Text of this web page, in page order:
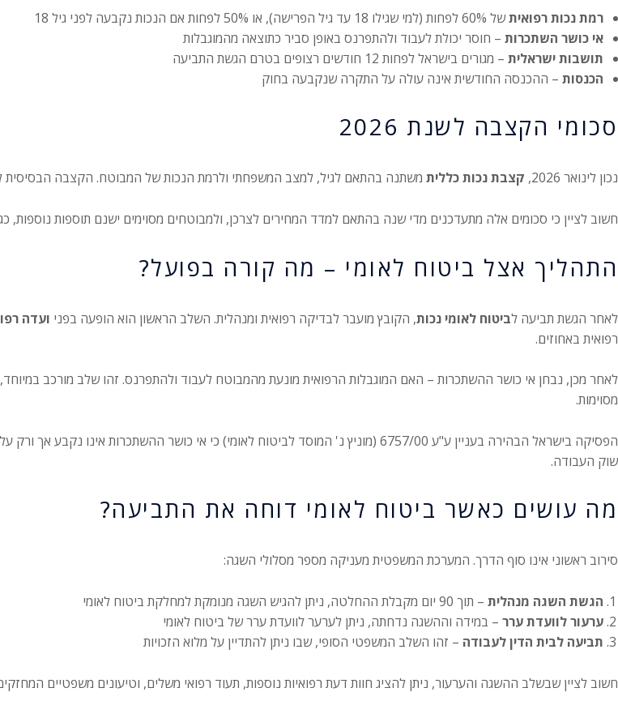
רמת נכות רפואיתשל 60% לפחות (למי שגילו 18 עד גיל הפרישה), או 50% לפחות אם הנכות נקבעה לפני גיל 18
אי כושר השתכרות – חוסר יכולת לעבוד ולהתפרנס באופן סביר כתוצאה מהמוגבלות
תושבות ישראלית – מגורים בישראל לפחות 12 חודשים רצופים בטרם הגשת התביעה
הכנסות – ההכנסה החודשית אינה עולה על התקרה שנקבעה בחוק
סכומי הקצבה לשנת 2026
נכון לינואר 2026, קצבת נכות כללית משתנה בהתאם לגיל, למצב המשפחתי ולרמת הנכות של המבוטח. הקצבה הבסיסית לנכות כללית מלאה
חשוב לציין כי סכומים אלה מתעדכנים מדי שנה בהתאם למדד המחירים לצרכן, ולמבוטחים מסוימים ישנם תוספות נוספות,
התהליך אצל ביטוח לאומי – מה קורה בפועל?
לאחר הגשת תביעה לביטוח לאומי נכות, הקובץ מועבר לבדיקה רפואית ומנהלית. השלב הראשון הוא הופעה בפני ועדה
רפואית באחוזים.
לאחר מכן, נבחן אי כושר ההשתכרות – האם המוגבלות הרפואית מונעת מהמבוטח לעבוד ולהתפרנס. זהו שלב מורכב
מסוימות.
הפסיקה בישראל הבהירה בעניין ע"ע 6757/00 (מוניץ נ' המוסד לביטוח לאומי) כי אי כושר
שוק העבודה.
מה עושים כאשר ביטוח לאומי דוחה את התביעה?
סירוב ראשוני אינו סוף הדרך. המערכת המשפטית מעניקה מספר מסלולי השגה:
הגשת השגה מנהלית – תוך 90 יום מקבלת ההחלטה, ניתן להגיש השגה מנומקת למחלקת ביטוח לאומי
ערעור לוועדת ערר – במידה וההשגה נדחתה, ניתן לערער לוועדת ערר של ביטוח לאומי
תביעה לבית הדין לעבודה – זהו השלב המשפטי הסופי, שבו ניתן להתדיין על מלוא הזכויות
חשוב לציין שבשלב ההשגה והערעור, ניתן להציג חוות דעת רפואיות נוספות, תעוד רפואי משלים, וטיעונים משפטיים